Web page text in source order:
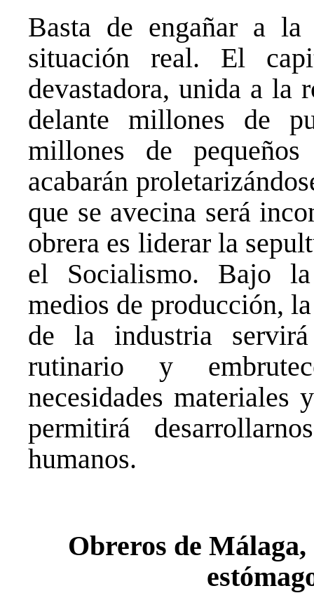
Basta de engañar a
situación real. El
devastadora, unida a la
delante millones de
millones de
acabarán
que se avecina será
obrera es liderar la
el Socialismo. Bajo
medios de producción,
de la industria
rutinario y
necesidades
permitirá
humanos.
Obreros de